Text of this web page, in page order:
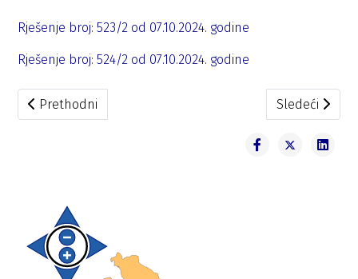
Rješenje broj: 523/2 od 07.10.2024. godine
Rješenje broj: 524/2 od 07.10.2024. godine
Prethodni članak: Odbačena dva prigovora Vladimira
Prethodni Sledeći
Sledeći